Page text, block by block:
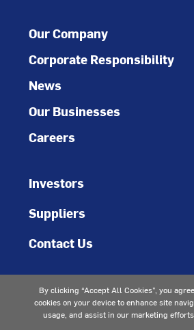
Our Company
Corporate Responsibility
News
Our Businesses
Careers
Investors
Suppliers
Contact Us
By clicking “Accept All Cookies”, you
cookies on your device to enhance site
usage, and assist in our marketing efforts.